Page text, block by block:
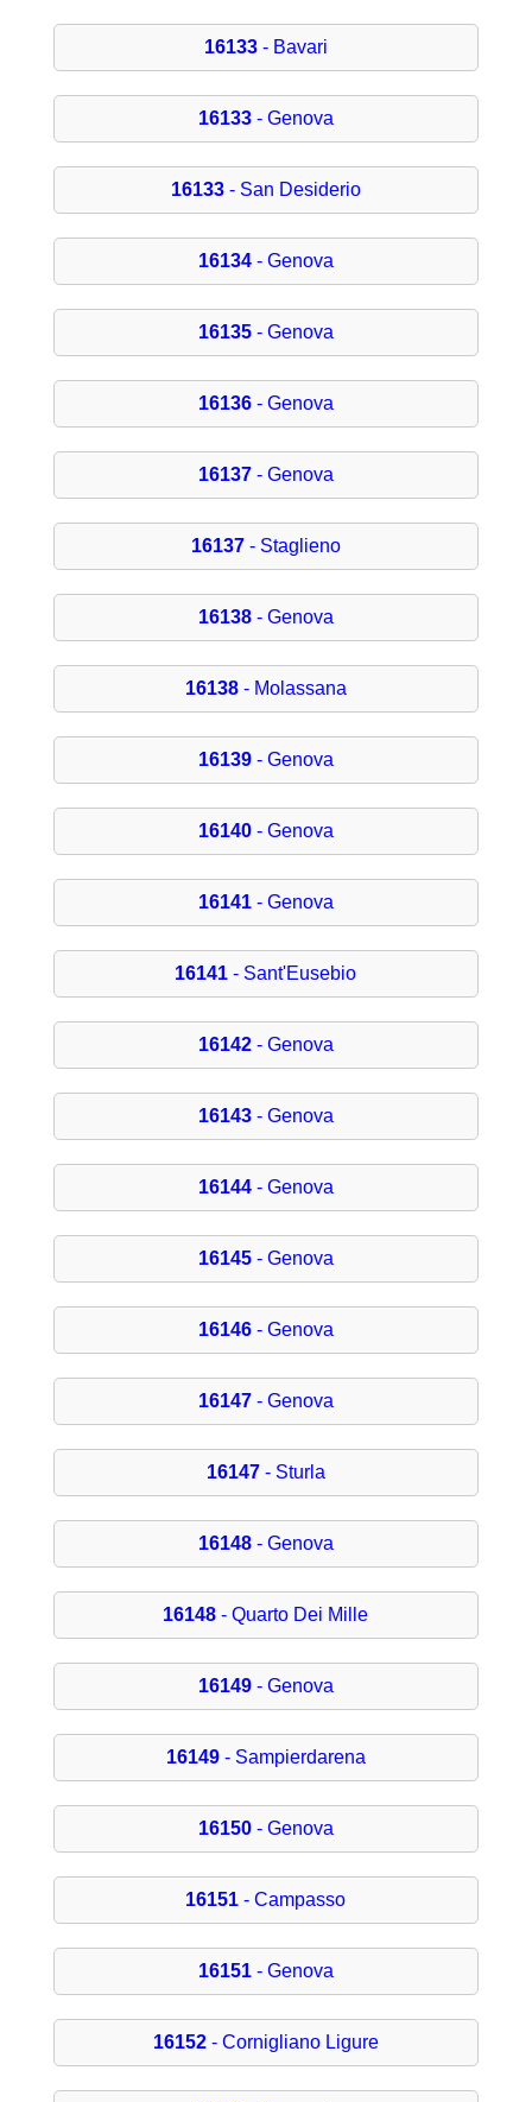
16133- Bavari
16133- Genova
16133- San Desiderio
16134- Genova
16135- Genova
16136- Genova
16137- Genova
16137- Staglieno
16138- Genova
16138- Molassana
16139- Genova
16140- Genova
16141- Genova
16141 - Sant'Eusebio
16142- Genova
16143- Genova
16144- Genova
16145- Genova
16146- Genova
16147- Genova
16147- Sturla
16148- Genova
16148 - Quarto Dei Mille
16149- Genova
16149- Sampierdarena
16150- Genova
16151 - Campasso
16151- Genova
16152- Cornigliano Ligure